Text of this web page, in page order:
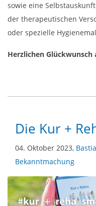
sowie eine
der therapeutischen
oder spezielle
Herzlichen
Die Kur +
04. Oktober 2023,
Bekanntmachung